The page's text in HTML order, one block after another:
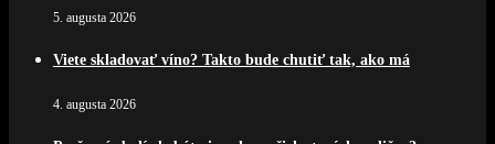
5. augusta 2026
Viete skladovať víno? Takto bude chutiť tak, ako má
4. augusta 2026